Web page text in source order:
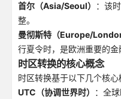
首尔（Asia/Seoul）
：该
整。
曼彻斯特（Europe/
行夏令时，是欧洲重要的金
时区转换的核心概念
时区转换基于以下几个核心
UTC（协调世界时）
：全